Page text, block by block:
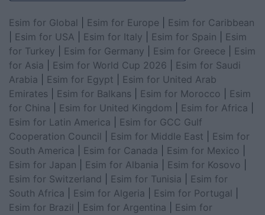
Esim for Global Esim for Europe
Esim for Caribbean
Esim for USA Esim for Italy Esim for Spain
Esim
for Turkey
Esim for Germany Esim for Greece
Esim
for Asia
Esim for World Cup 2026
Esim for Saudi
Arabia
Esim for Egypt
Esim for United Arab
Emirates
Esim for Balkans Esim for Morocco
Esim
for China
Esim for United Kingdom Esim for Africa
Esim for Latin America
Esim for GCC Gulf
Cooperation Council
Esim for Middle East
Esim for
South America
Esim for Canada Esim for Mexico
Esim for Japan
Esim for Albania Esim for Kosovo
Esim for Switzerland
Esim for Tunisia
Esim for
South Africa
Esim for Algeria Esim for Portugal
Esim for Brazil
Esim for Argentina
Esim for